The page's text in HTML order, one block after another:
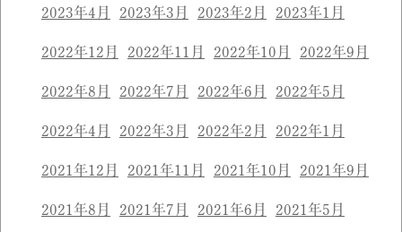
2023年4月 2023年3月 2023年2月 2023年1月
2022年12月 2022年11月 2022年10月 2022年9月
2022年8月 2022年7月 2022年6月 2022年5月
2022年4月 2022年3月 2022年2月 2022年1月
2021年12月 2021年11月 2021年10月 2021年9月
2021年8月 2021年7月 2021年6月 2021年5月